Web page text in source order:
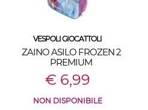
VESPOLI GIOCATTOLI
ZAINO ASILO FROZEN 2
PREMIUM
€ 6,99
NON DISPONIBILE